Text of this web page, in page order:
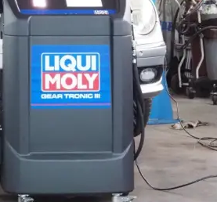
vorhanden
Bluetooth
vorhanden
vorhanden
Vorne,